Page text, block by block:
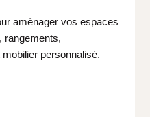
aménager vos espaces
rangements,
personnalisé.